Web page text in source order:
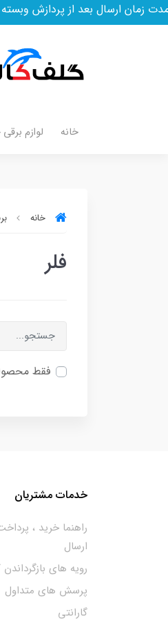
ارسال بعد از پردازش وبسته
خانه لوازم
خانه
فلر
فقط
خدمات مشتریان
راهنما خرید ،
ارسال
رویه های بازگرداندن
پرسش های متداول
گارانتی